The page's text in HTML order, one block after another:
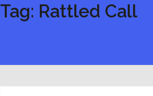
Tag: Rattled Call